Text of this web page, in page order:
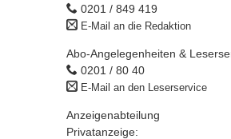
0201 / 849 419
E-Mail an die Redaktion
Abo-Angelegenheiten &
0201 / 80 40
E-Mail an den Leserservice
Anzeigenabteilung
Privatanzeige: